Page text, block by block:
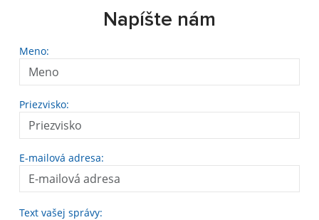
Napíšte nám
Meno:
Priezvisko:
E-mailová adresa:
Text vašej správy: